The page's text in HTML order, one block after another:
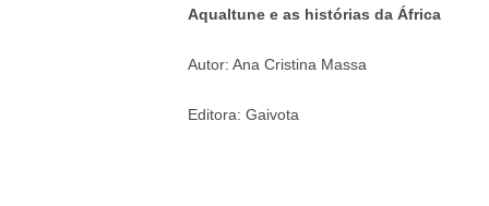
Aqualtune e as histórias da África
Autor: Ana Cristina Massa
Editora: Gaivota